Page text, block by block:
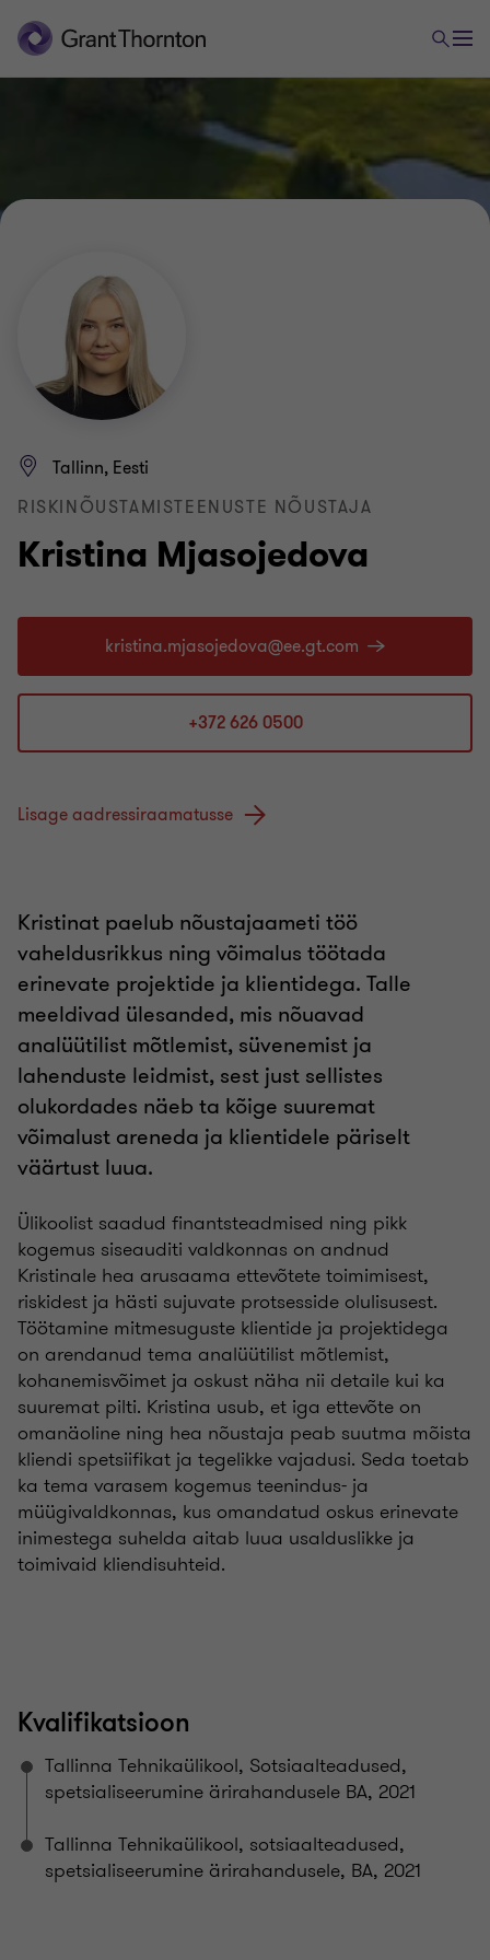
Kristina Mjasojedova
Tallinn, Eesti
RISKINÕUSTAMISTEENUSTE NÕUSTAJA
+372 626 0500
Lisage aadressiraamatusse
Kristinat paelub nõustajaameti töö
vaheldusrikkus ning võimalus töötada
erinevate projektide ja klientidega. Talle
meeldivad ülesanded, mis nõuavad
analüütilist mõtlemist, süvenemist ja
lahenduste leidmist, sest just sellistes
olukordades näeb ta kõige suuremat
võimalust areneda ja klientidele päriselt
väärtust luua.
Ülikoolist saadud finantsteadmised ning pikk
kogemus siseauditi valdkonnas on andnud
Kristinale hea arusaama ettevõtete toimimisest,
riskidest ja hästi sujuvate protsesside olulisusest.
Töötamine mitmesuguste klientide ja projektidega
on arendanud tema analüütilist mõtlemist,
kohanemisvõimet ja oskust näha nii detaile kui ka
suuremat pilti. Kristina usub, et iga ettevõte on
omanäoline ning hea nõustaja peab suutma mõista
kliendi spetsiifikat ja tegelikke vajadusi. Seda toetab
ka tema varasem kogemus teenindus- ja
müügivaldkonnas, kus omandatud oskus erinevate
inimestega suhelda aitab luua usalduslikke ja
toimivaid kliendisuhteid.
Kvalifikatsioon
Tallinna Tehnikaülikool, Sotsiaalteadused,
spetsialiseerumine ärirahandusele BA, 2021
Tallinna Tehnikaülikool, sotsiaalteadused,
spetsialiseerumine ärirahandusele, BA, 2021